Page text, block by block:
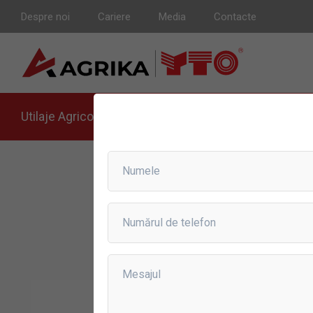
Despre noi Cariere Media Contacte
Utilaje Agricole